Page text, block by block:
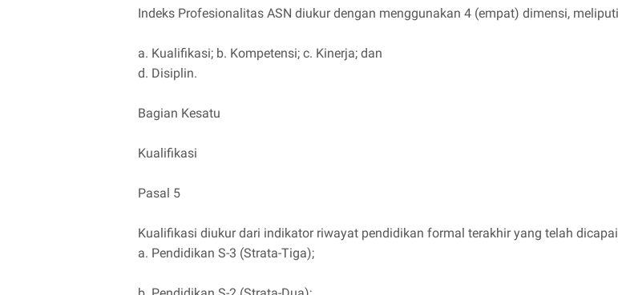
Indeks Profesionalitas ASN diukur dengan menggunakan 4 (empat) dimensi,
a. Kualifikasi; b. Kompetensi; c. Kinerja; dan
d. Disiplin.
Bagian Kesatu
Kualifikasi
Pasal 5
Kualifikasi diukur dari indikator riwayat pendidikan formal terakhir yang telah
a. Pendidikan S-3 (Strata-Tiga);